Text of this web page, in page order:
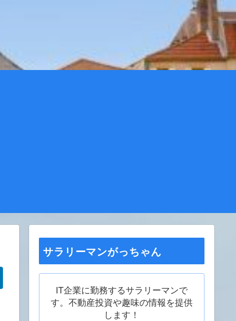
サラリーマンがっちゃん
IT企業に勤務するサラリーマンで
す。不動産投資や趣味の情報を提供
します！